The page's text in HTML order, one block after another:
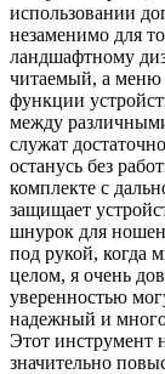
использовании
незаменимо для
ландшафтному
читаемый, а меню
функции
между
служат
останусь без
комплекте с
защищает
шнурок для
под рукой, когда
целом, я очень
уверенностью
надежный и
Этот инструмент
значительно